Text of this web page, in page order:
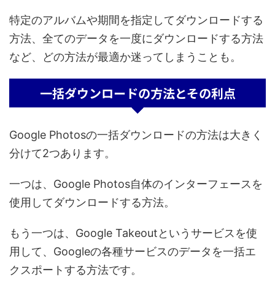
特定のアルバムや期間を指定してダウンロードする
方法、全てのデータを一度にダウンロードする方法
など、どの方法が最適か迷ってしまうことも。
一括ダウンロードの方法とその利点
Google Photosの一括ダウンロードの方法は大きく
分けて2つあります。
一つは、Google Photos自体のインターフェースを
使用してダウンロードする方法。
もう一つは、Google Takeoutというサービスを使
用して、Googleの各種サービスのデータを一括エ
クスポートする方法です。